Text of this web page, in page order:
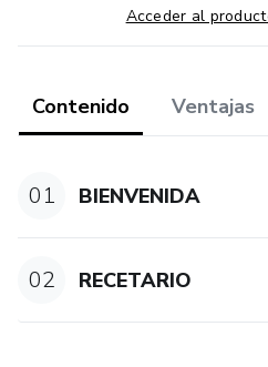
✅ ¿Quieres que tu perro
Solicita hoy mismo “Premios
Caseros para Perros” y
consientes y nutres a tu mejor
Descubre recetas fáciles,
Acceder al
Contenido Ventajas
01 BIENVENIDA
02 RECETARIO